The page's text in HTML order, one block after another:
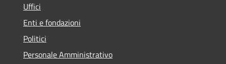
Uffici
Enti e fondazioni
Politici
Personale Amministrativo